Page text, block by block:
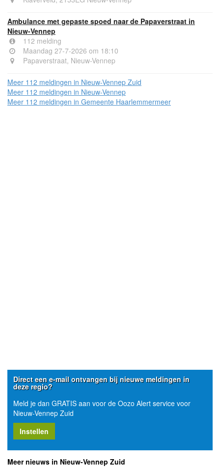
Ambulance met gepaste spoed naar de Papaverstraat in
Nieuw-Vennep
112 melding
Maandag 27-7-2026 om 18:10
Papaverstraat, Nieuw-Vennep
Meer 112 meldingen in Nieuw-Vennep Zuid
Meer 112 meldingen in Nieuw-Vennep
Meer 112 meldingen in Gemeente Haarlemmermeer
Direct een e-mail ontvangen bij nieuwe meldingen in
deze regio?
Meld je dan GRATIS aan voor de Oozo Alert service voor
Nieuw-Vennep Zuid
Instellen
Meer nieuws in Nieuw-Vennep Zuid